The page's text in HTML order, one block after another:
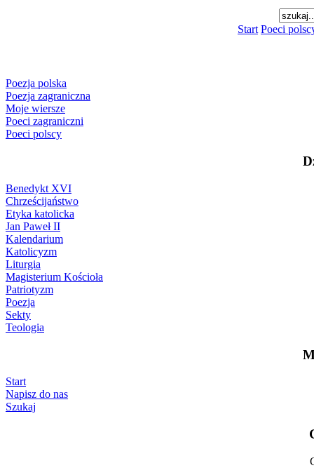
Start Poeci
Poezja polska
Poezja zagraniczna
Moje wiersze
Poeci zagraniczni
Poeci polscy
Benedykt XVI
Chrześcijaństwo
Etyka katolicka
Jan Paweł II
Kalendarium
Katolicyzm
Liturgia
Magisterium Kościoła
Patriotyzm
Poezja
Sekty
Teologia
Start
Napisz do nas
Szukaj